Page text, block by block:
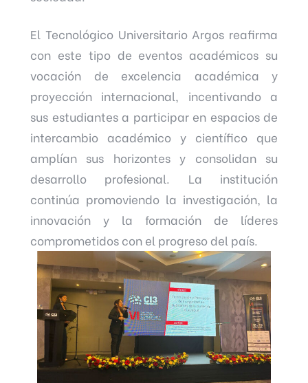
El Tecnológico Universitario Argos reafirma
con este tipo de eventos académicos su
vocación de excelencia académica y
proyección internacional, incentivando a
sus estudiantes a participar en espacios de
intercambio académico y científico que
amplían sus horizontes y consolidan su
desarrollo profesional. La institución
continúa promoviendo la investigación, la
innovación y la formación de líderes
comprometidos con el progreso del país.